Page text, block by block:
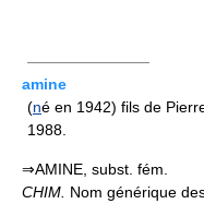
————————
amine
(né en 1942) fils de
1988.
⇒AMINE, subst. fém.
CHIM. Nom générique